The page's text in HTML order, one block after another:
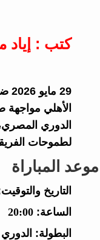
كتب : إياد
الأهلي مواجهة
الدوري
لطموحات
موعد المباراة
التاريخ
الساعة: 20:00
البطولة: